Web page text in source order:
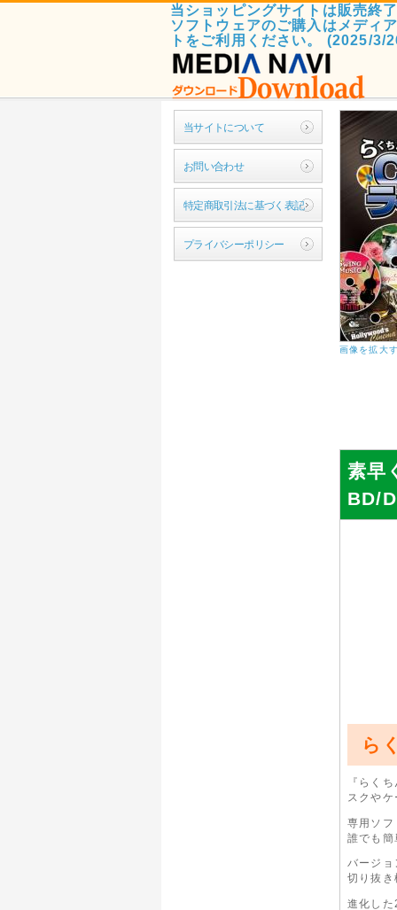
当ショッピングサイトは販売終
ソフトウェアのご購入はメディ
トをご利用ください。 (2025/3/
当サイトについて
お問い合わせ
特定商取引法に基づく表記
プライバシーポリシー
画像を拡大
素早
BD/
ら
『らく
スクや
専用ソフ
誰でも簡
バージ
切り抜き
進化し